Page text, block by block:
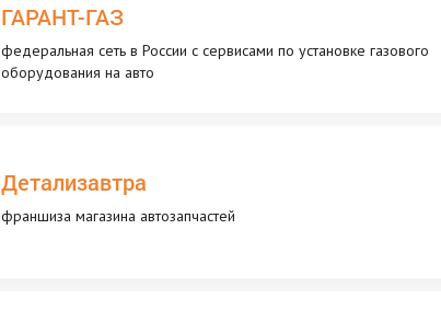
ГАРАНТ-ГАЗ
федеральная сеть в России с сервисами по установке газового
оборудования на авто
Детализавтра
франшиза магазина автозапчастей